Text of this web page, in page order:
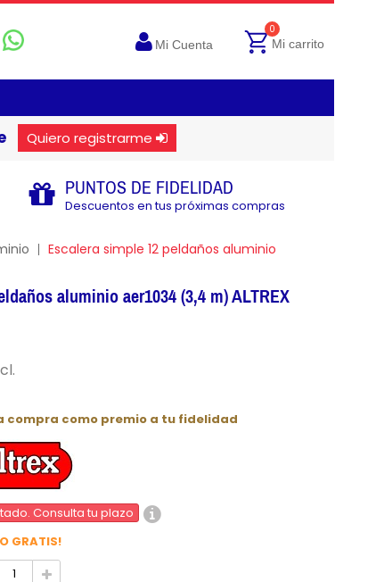
Mi Cuenta
0
Mi carrito
Quiero registrarme
PUNTOS DE FIDELIDAD
Descuentos en tus próximas compras
Escalera simple 12 peldaños aluminio
aluminio aer1034 (3,4 m) ALTREX
compra como premio a tu fidelidad
Consulta tu plazo
GRATIS!